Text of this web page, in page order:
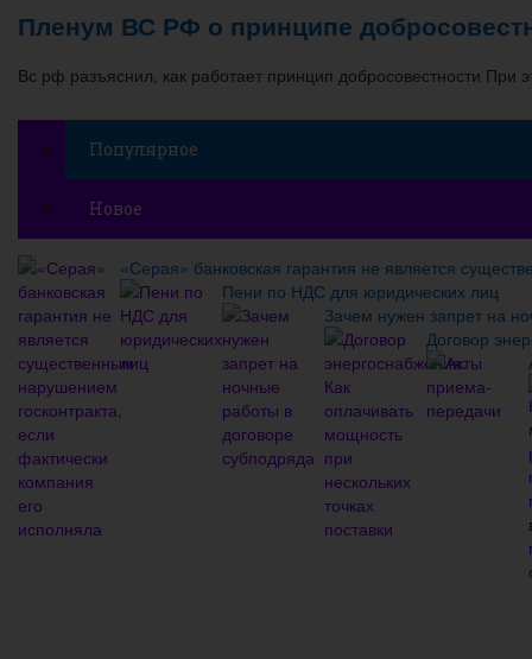
Пленум ВС РФ о принципе
Вс рф разъяснил, как работает принцип добросовестности
Популярное
Новое
«Серая» банковская гарантия не является
Пени по НДС для юридических лиц
Зачем нужен запрет на
Договор